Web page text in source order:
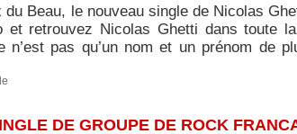
du Beau, le nouveau single de Nicolas
et retrouvez Nicolas Ghetti dans toute
n’est pas qu’un nom et un prénom de
DE GROUPE DE ROCK